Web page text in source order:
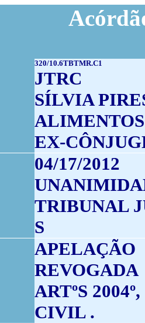
320/10.6TBTMR.C1
JTRC
SÍLVIA
ALIMENTOS
EX-
04/17/2012
TRIBUNAL
S
APELAÇÃO
REVOGADA
ARTºS
CIVIL .